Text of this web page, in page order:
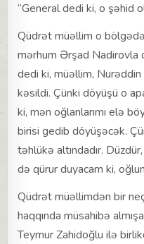
“General dedi ki, o şəhid
Qüdrət müəllim o bölgədə
mərhum Ərşad Nadirovla
dedi ki, müəllim,
kəsildi. Çünki döyüşü o
ki, mən oğlanlarımı elə
birisi gedib döyüşəcək.
təhlükə altındadır.
də qürur duyacam ki,
Qüdrət müəllimdən bir
haqqında müsahibə
Teymur Zahidoğlu ilə